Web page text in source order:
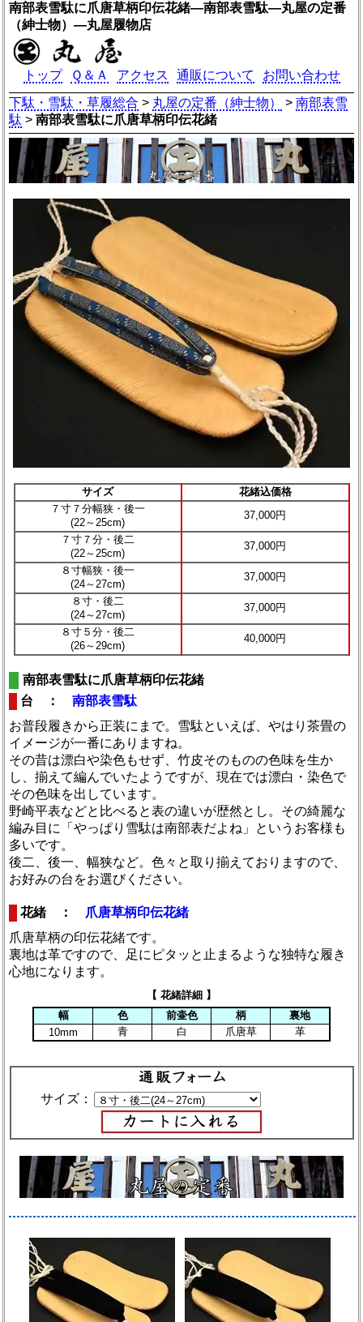
南部表雪駄に爪唐草柄印伝花緒―南部表雪駄―丸屋の定番
（紳士物）―丸屋履物店
トップ Ｑ＆Ａ アクセス 通販について
お問い合わせ
下駄・雪駄・草履総合 > 丸屋の定番（紳士物） >南部表雪
駄 >南部表雪駄に爪唐草柄印伝花緒
サイズ
花緒込価格
７寸７分幅狭・後一
(22～25cm)
37,000円
７寸７分・後二
(22～25cm)
37,000円
８寸幅狭・後一
(24～27cm)
37,000円
８寸・後二
(24～27cm)
37,000円
８寸５分・後二
(26～29cm)
40,000円
南部表雪駄に爪唐草柄印伝花緒
台 ：南部表雪駄
お普段履きから正装にまで。雪駄といえば、やはり茶畳の
イメージが一番にありますね。
その昔は漂白や染色もせず、竹皮そのものの色味を生か
し、揃えて編んでいたようですが、現在では漂白・染色で
その色味を出しています。
野崎平表などと比べると表の違いが歴然とし。その綺麗な
編み目に「やっぱり雪駄は南部表だよね」というお客様も
多いです。
後二、後一、幅狭など。色々と取り揃えておりますので、
お好みの台をお選びください。
花緒 ：
爪唐草柄印伝花緒
爪唐草柄の印伝花緒です。
裏地は革ですので、足にピタッと止まるような独特な履き
心地になります。
【 花緒詳細 】
幅
色 前壷色 柄
裏地
10mm
青 白 爪唐草 革
サイズ：